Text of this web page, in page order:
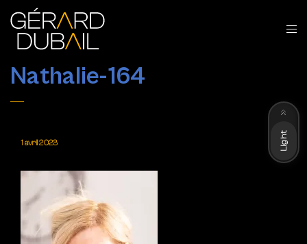
Nathalie-164
1 avril 2023 Light
Dark